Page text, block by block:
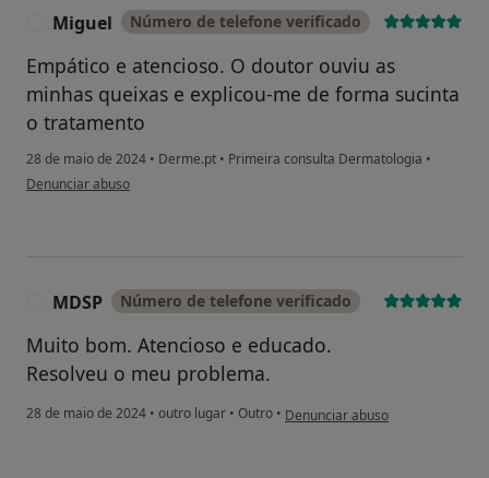
Miguel Número de telefone verificado
Empático e atencioso. O doutor ouviu as
minhas queixas e explicou-me de forma sucinta
o tratamento
28 de maio de 2024 • Derme.pt • Primeira consulta Dermatologia •
na opinião do utilizador Miguel
Denunciar abuso
MDSP Número de telefone verificado
Muito bom. Atencioso e educado.
Resolveu o meu problema.
28 de maio de 2024 • outro lugar • Outro • na opinião do utilizador MDSP
Denunciar abuso